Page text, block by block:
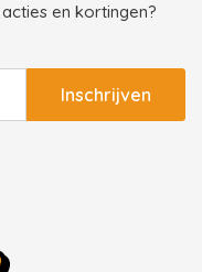
en kortingen?
Inschrijven